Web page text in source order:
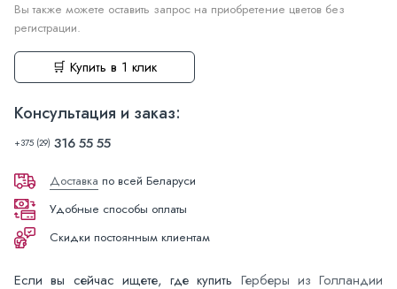
Вы также можете оставить запрос на приобретение цветов без
регистрации.
🛒 Купить в 1 клик
Консультация и заказ:
+375 (29) 316 55 55
Доставка по всей Беларуси
Удобные способы оплаты
Скидки постоянным клиентам
Если вы сейчас ищете, где купить Герберы из Голландии